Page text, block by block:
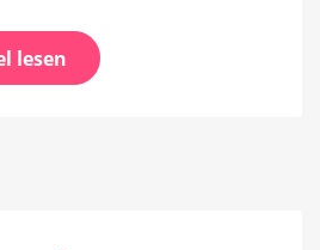
lesen